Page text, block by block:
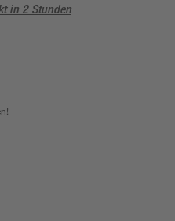
in 2 Stunden